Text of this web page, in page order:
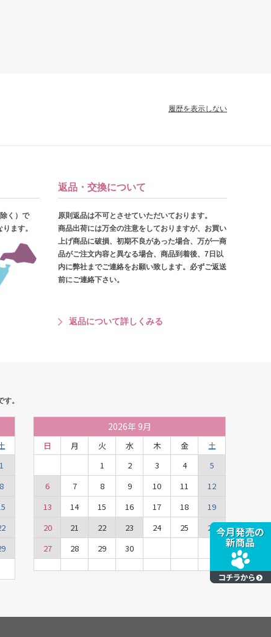
履歴を表示しない
く）で
ます。
返品・交換について
原則返品は不可とさせていただいております。
商品出荷には万全の注意をしておりますが、お買い
上げ商品に破損、初期不良があった場合、万が一商
品がご注文内容と異なる場合、商品到着後、7日以
内に弊社までご連絡をお願い致します。必ずご返送
前にご連絡下さい。
返品について詳しくみる
。
1
8
2026年 9月
日 月 火 水 木 金
土
1
2 3 4
5
6
7 8 9 10 11
12
13
14 15 16 17 18
19
20
21 22 23 24 25
26
27
28 29 30